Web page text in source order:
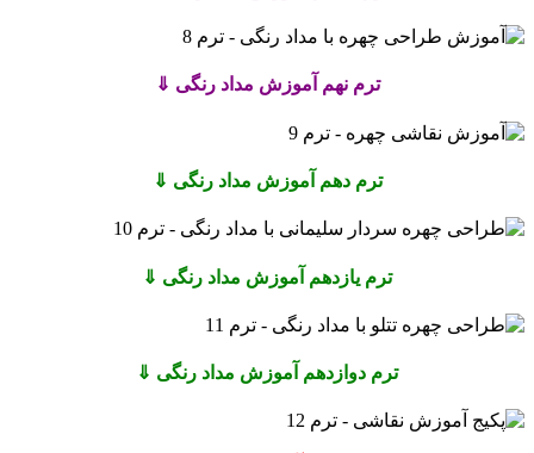
ترم نهم آموزش مداد رنگی ⇓
ترم دهم آموزش مداد رنگی ⇓
ترم یازدهم آموزش مداد رنگی ⇓
ترم دوازدهم آموزش مداد رنگی ⇓